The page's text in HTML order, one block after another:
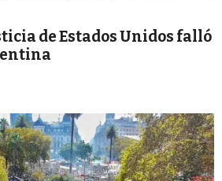
de Estados Unidos falló